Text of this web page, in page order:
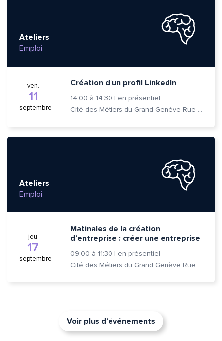
Ateliers
Emploi
ven.
11
septembre
Création d’un profil LinkedIn
14:00 à 14:30 | en présentiel
Cité des Métiers du Grand Genève Rue Prévost-Martin 6 1205 Genève
Ateliers
Emploi
jeu.
17
septembre
Matinales de la création
d’entreprise : créer une entreprise
09:00 à 11:30 | en présentiel
Cité des Métiers du Grand Genève Rue Prévost-Martin 6 1205 Genève
Voir plus d’événements